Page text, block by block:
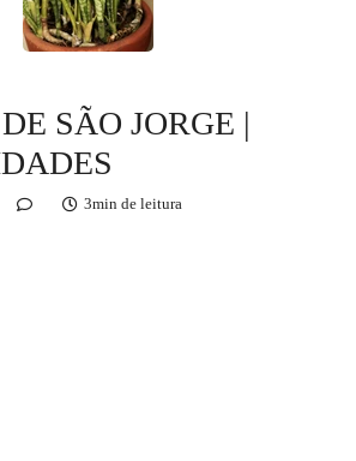
SÃO JORGE |
3min de leitura